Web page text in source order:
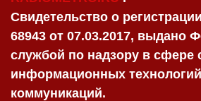
Свидетельство о
68943 от 07.03.2017, выдано
службой по надзору в сфере
информационных
коммуникаций.